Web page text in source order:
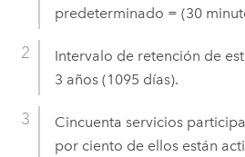
predeterminado = (30
Intervalo de retención de
3 años (1095 días).
Cincuenta servicios
por ciento de ellos están